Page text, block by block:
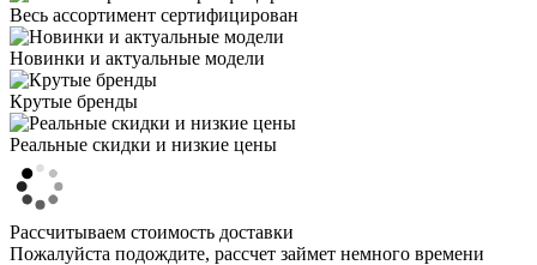
Весь ассортимент сертифицирован
Новинки и актуальные модели
Крутые бренды
Реальные скидки и низкие цены
Рассчитываем стоимость доставки
Пожалуйста подождите, рассчет займет немного времени